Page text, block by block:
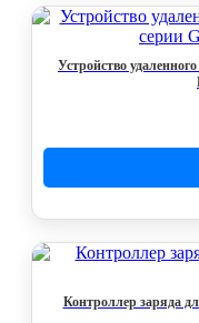
Устройство
Контроллер заряда